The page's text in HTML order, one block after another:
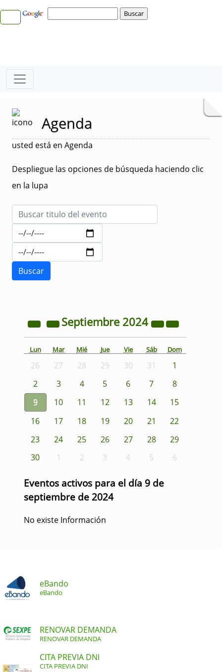
Agenda
usted está en Agenda
Despliegue las opciones de búsqueda haciendo clic
en la lupa
Septiembre 2024
Lun Mar Mié Jue Vie Sáb Dom
26 27 28 29 30 31
1
2
3 4 5 6 7
8
9
10 11 12 13 14
15
16
17 18 19 20 21
22
23
24 25 26 27 28
29
30
1 2 3 4 5 6
Eventos activos para el día 9 de
septiembre de 2024
No existe Información
eBando
eBando
RENOVAR DEMANDA
RENOVAR DEMANDA
CITA PREVIA DNI
CITA PREVIA DNI